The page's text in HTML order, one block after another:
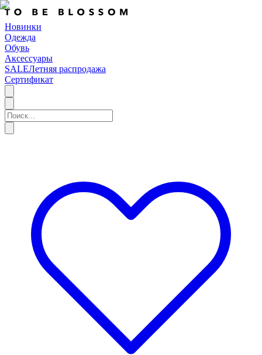
Новинки
Одежда
Обувь
Аксессуары
SALEЛетняя распродажа
Сертификат